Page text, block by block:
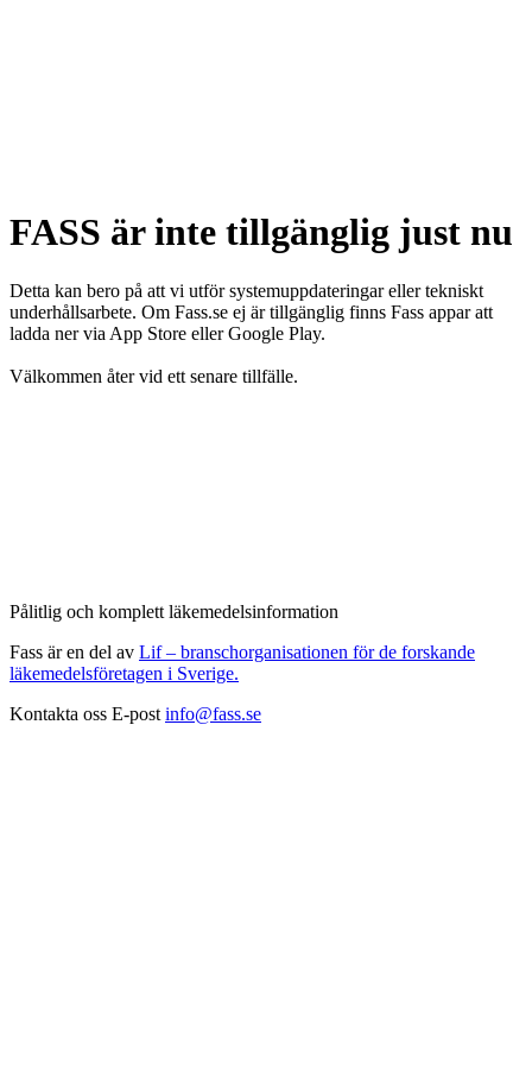
FASS är inte tillgänglig just nu
Detta kan bero på att vi utför systemuppdateringar eller tekniskt
underhållsarbete. Om Fass.se ej är tillgänglig finns Fass appar att
ladda ner via App Store eller Google Play.
Välkommen åter vid ett senare tillfälle.
Pålitlig och komplett läkemedelsinformation
Fass är en del av Lif – branschorganisationen för de forskande
läkemedelsföretagen i Sverige.
Kontakta oss E-post info@fass.se